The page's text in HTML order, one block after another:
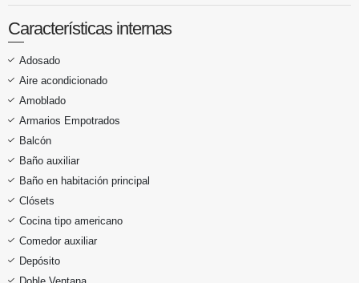
Características internas
Adosado
Aire acondicionado
Amoblado
Armarios Empotrados
Balcón
Baño auxiliar
Baño en habitación principal
Clósets
Cocina tipo americano
Comedor auxiliar
Depósito